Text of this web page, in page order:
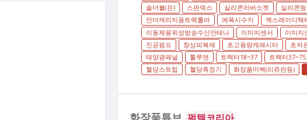
솔더볼(은)
스판덱스 실리콘러버소켓 실리콘링
언더캐리지용트랙롤러
에폭시수지 엑스레이디텍
이동체용위성방송수신안테나
이미지센서 이미지
진공펌프
창상피복재 초고용량캐패시터 초저
태양광패널
톨루엔 트랙터18~37 트랙터37~75
혈당스트립
혈당측정기 화장품미백(리쥬란등)